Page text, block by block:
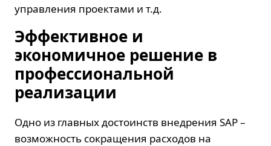
управления проектами и т.д.
Эффективное и
экономичное решение в
профессиональной
реализации
Одно из главных достоинств внедрения SAP–
возможность сокращения расходов на